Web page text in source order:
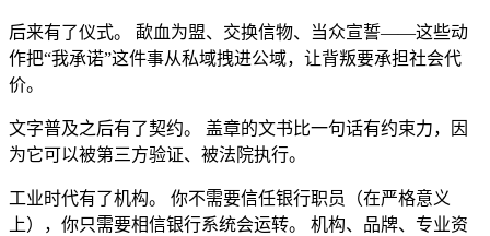
后来有了仪式。 歃血为盟、交换信物、当众宣誓——这些动
作把“我承诺”这件事从私域拽进公域，让背叛要承担社会代
价。
文字普及之后有了契约。 盖章的文书比一句话有约束力，因
为它可以被第三方验证、被法院执行。
工业时代有了机构。 你不需要信任银行职员（在严格意义
上），你只需要相信银行系统会运转。 机构、品牌、专业资